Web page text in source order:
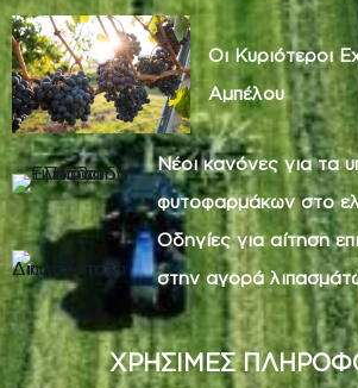
Οι Κυριότεροι
Αμπέλου
Νέοι κανόνες για τα
φυτοφαρμάκων στο
Οδηγίες για αίτηση
στην αγορά
ΧΡΗΣΙΜΕΣ